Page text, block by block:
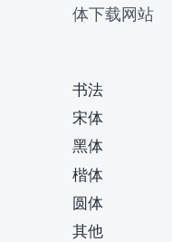
体下载网站
书法
宋体
黑体
楷体
圆体
其他